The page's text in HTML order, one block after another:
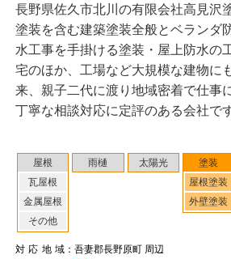
屋根
瓦屋根
金属屋根
その他
雨樋 太陽光
塗装
屋根塗装
外壁塗装
対応地域：吾妻郡長野原町 周辺
長野県佐久市北川の有限会社高見沢
塗装を含む建築塗装全般とベランダ
水工事を手掛ける塗装・屋上防水の
宅のほか、工場など大規模な建物に
来、親子二代に渡り地域密着で仕事
丁寧な相談対応に定評のある会社です